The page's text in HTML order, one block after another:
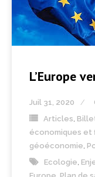
L’Europe
Juil 31, 2020
Articles
économiques et
géoéconomie
Ecologie